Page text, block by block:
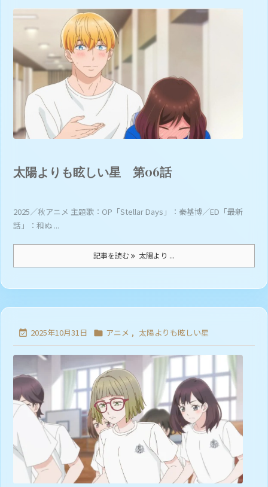
太陽よりも眩しい星 第06話
2025／秋アニメ 主題歌：OP「Stellar Days」：秦基博／ED「最新
話」：和ぬ ...
記事を読む 太陽より ...
 2025年10月31日  アニメ , 太陽よりも眩しい星